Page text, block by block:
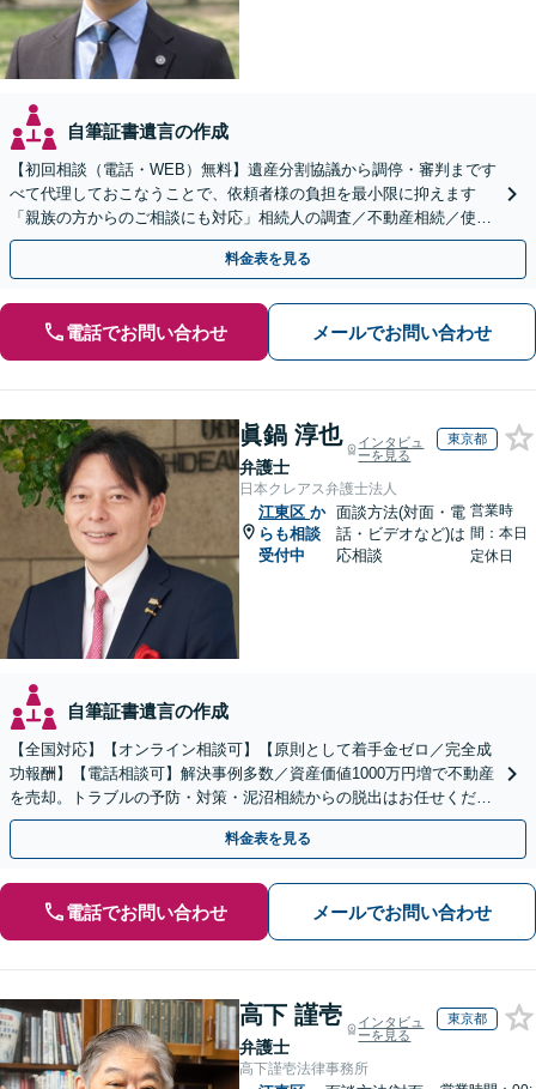
自筆証書遺言の作成
【初回相談（電話・WEB）無料】遺産分割協議から調停・審判まです
べて代理しておこなうことで、依頼者様の負担を最小限に抑えます
「親族の方からのご相談にも対応」相続人の調査／不動産相続／使い
込み【東京都在住以外の方も対応】
料金表を見る
電話でお問い合わせ メールでお問い合わせ
眞鍋 淳也
弁護士
インタビュ
ーを見る
東京都
日本クレアス弁護士法人
江東区 か
らも相談
受付中
面談方法(対面・電
話・ビデオなど)は
応相談
営業時
間：本日
定休日
自筆証書遺言の作成
【全国対応】【オンライン相談可】【原則として着手金ゼロ／完全成
功報酬】【電話相談可】解決事例多数／資産価値1000万円増で不動産
を売却。トラブルの予防・対策・泥沼相続からの脱出はお任せくださ
い！法律と税務を一体的に対応します
料金表を見る
電話でお問い合わせ メールでお問い合わせ
高下 謹壱
弁護士
インタビュ
ーを見る
東京都
高下謹壱法律事務所